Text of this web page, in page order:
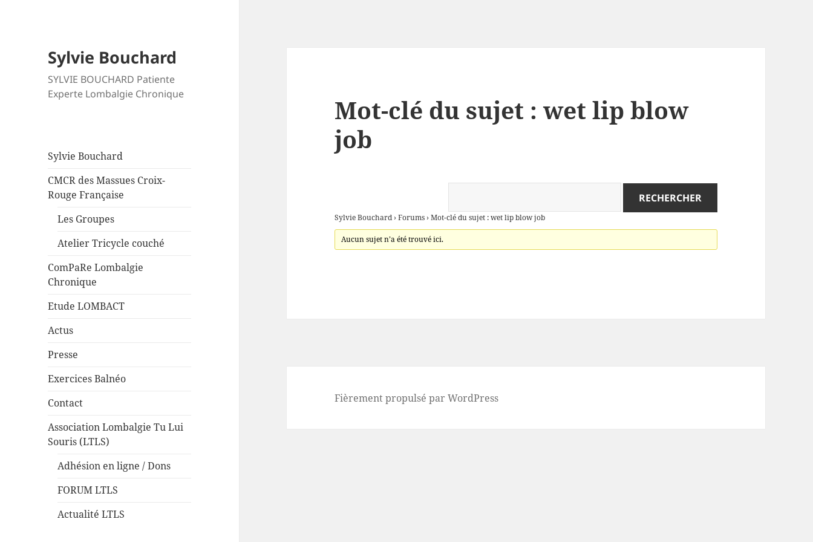
Sylvie Bouchard
SYLVIE BOUCHARD Patiente
Experte Lombalgie Chronique
Sylvie Bouchard
CMCR des Massues Croix-
Rouge Française
Les Groupes
Atelier Tricycle couché
ComPaRe Lombalgie
Chronique
Etude LOMBACT
Actus
Presse
Exercices Balnéo
Contact
Association Lombalgie Tu Lui
Souris (LTLS)
Adhésion en ligne / Dons
FORUM LTLS
Actualité LTLS
Mot-clé du sujet : wet lip blow
job
Sylvie Bouchard ›Forums ›Mot-clé du sujet : wet lip blow job
Aucun sujet n’a été trouvé ici.
Fièrement propulsé par WordPress